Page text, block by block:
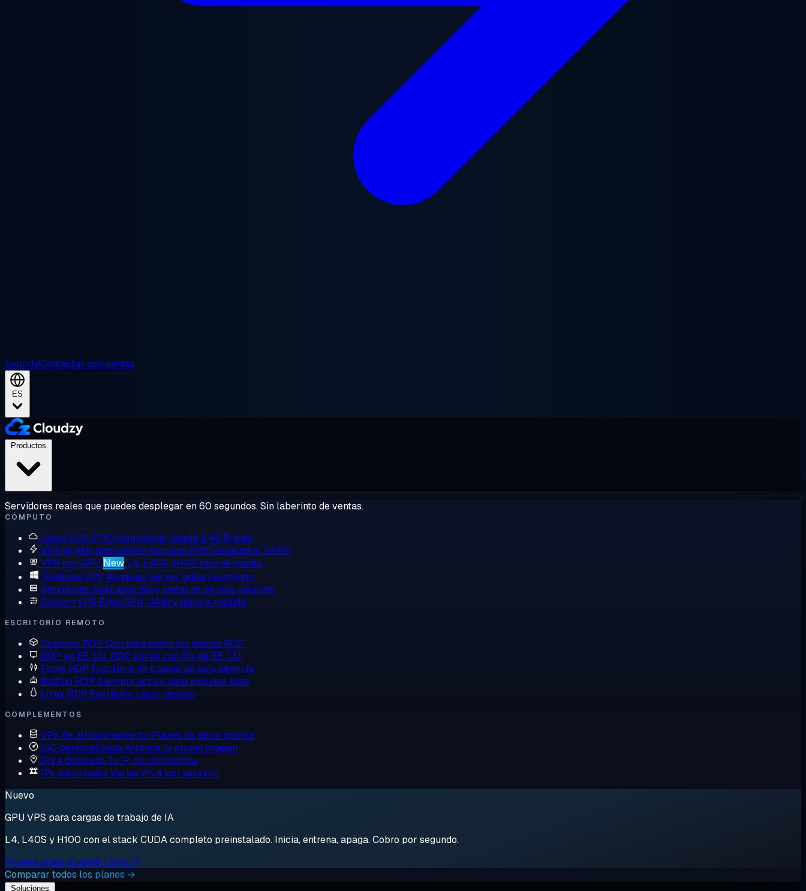
SoporteContactar con ventas
ES
Servidores reales que puedes desplegar en 60 segundos. Sin laberinto de ventas.
CÓMPUTO
Cloud VPS EPYC compartido, desde 2,48 $/mes
VPS de alto rendimiento Núcleos EPYC dedicados, DDR5
VPS con GPU New L4, L40S, H100 bajo demanda
Windows VPS Windows Server, admin completo
Servidores dedicados Bare metal de un solo inquilino
Custom VPS Elige CPU, RAM y disco a medida
ESCRITORIO REMOTO
Comprar RDP Compara todos los planes RDP
RDP en EE. UU. RDP admin con IPs de EE. UU.
Forex RDP Escritorio de trading de baja latencia
Botting RDP Siempre activo para ejecutar bots
Linux RDP Escritorio Linux, remoto
COMPLEMENTOS
VPS de almacenamiento Planes de disco grande
ISO personalizadaArranca tu propia imagen
IPv4 dedicada Tu IP, no compartida
IPs adicionales Varias IPv4 por servidor
Nuevo
GPU VPS para cargas de trabajo de IA
L4, L40S y H100 con el stack CUDA completo preinstalado. Inicia, entrena, apaga. Cobro por segundo.
Prueba gratis durante 1 hora →
Comparar todos los planes →